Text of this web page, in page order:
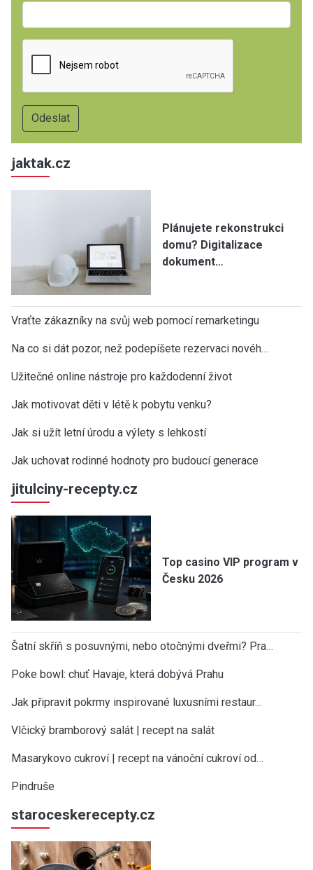
jaktak.cz
Plánujete rekonstrukci
domu? Digitalizace
dokument…
Vraťte zákazníky na svůj web pomocí remarketingu
Na co si dát pozor, než podepíšete rezervaci novéh…
Užitečné online nástroje pro každodenní život
Jak motivovat děti v létě k pobytu venku?
Jak si užít letní úrodu a výlety s lehkostí
Jak uchovat rodinné hodnoty pro budoucí generace
jitulciny-recepty.cz
Top casino VIP program v
Česku 2026
Šatní skříň s posuvnými, nebo otočnými dveřmi? Pra…
Poke bowl: chuť Havaje, která dobývá Prahu
Jak připravit pokrmy inspirované luxusními restaur…
Vlčický bramborový salát | recept na salát
Masarykovo cukroví | recept na vánoční cukroví od…
Pindruše
staroceskerecepty.cz